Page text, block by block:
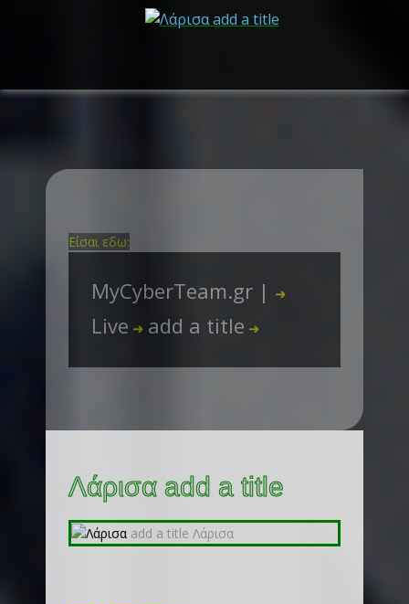
Είσαι εδω:
MyCyberTeam.gr | ➜
Live ➜ add a title ➜
Λάρισα add a title